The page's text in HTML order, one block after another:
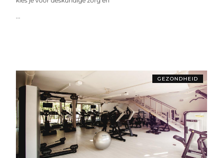
...
GEZONDHEID